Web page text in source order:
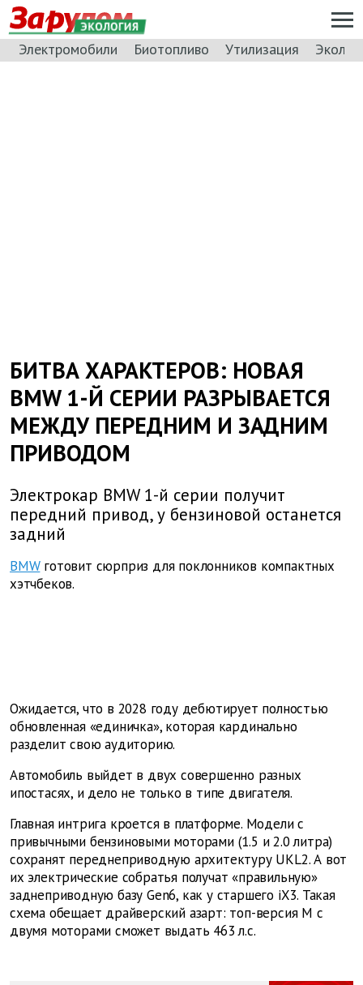
ЭКОЛОГИЯ
Электромобили Биотопливо Утилизация
БИТВА ХАРАКТЕРОВ: НОВАЯ
BMW 1-Й СЕРИИ РАЗРЫВАЕТСЯ
МЕЖДУ ПЕРЕДНИМ И ЗАДНИМ
ПРИВОДОМ
Электрокар BMW 1-й серии получит
передний привод, у бензиновой останется
задний
BMWготовит сюрприз для поклонников компактных
хэтчбеков.
Ожидается, что в 2028 году дебютирует полностью
обновленная «единичка», которая кардинально
разделит свою аудиторию.
Автомобиль выйдет в двух совершенно разных
ипостасях, и дело не только в типе двигателя.
Главная интрига кроется в платформе. Модели с
привычными бензиновыми моторами (1.5 и 2.0 литра)
сохранят переднеприводную архитектуру UKL2. А вот
их электрические собратья получат «правильную»
заднеприводную базу Gen6, как у старшего iX3. Такая
схема обещает драйверский азарт: топ-версия M с
двумя моторами cможет выдать 463 л.с.